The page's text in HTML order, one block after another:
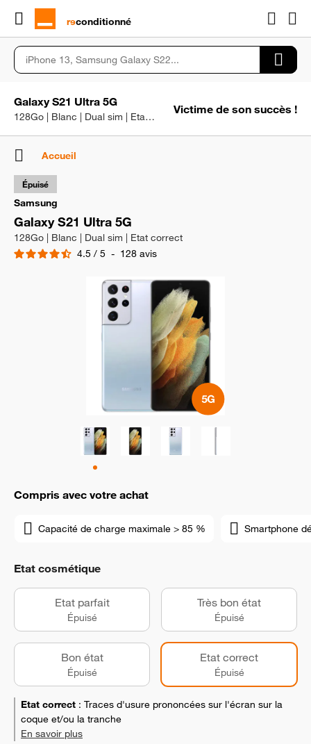
rɘconditionné
Galaxy S21 Ultra 5G
128Go | Blanc | Dual sim | Etat correct
Victime de son succès !
Accueil
Samsung
Galaxy S21 Ultra 5G
128Go | Blanc | Dual sim | Etat correct
4.5 / 5 - 128 avis
Épuisé
Compris avec votre achat
Capacité de charge maximale > 85 % Smartphone
Etat cosmétique
Etat parfait
Épuisé
Très bon état
Épuisé
Bon état
Épuisé
Etat correct
Épuisé
Etat correct : Traces d'usure prononcées sur l'écran sur la
coque et/ou la tranche
En savoir plus